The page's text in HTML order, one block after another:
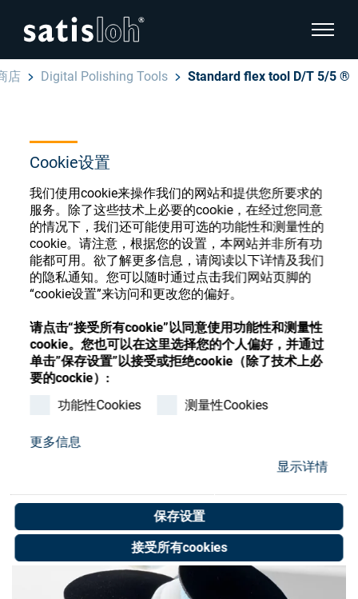
Cookie设置
我们使用cookie来操作我们的网站和提供您所要求的
服务。除了这些技术上必要的cookie，在经过您同意
的情况下，我们还可能使用可选的功能性和测量性的
cookie。请注意，根据您的设置，本网站并非所有功
能都可用。欲了解更多信息，请阅读以下详情及我们
的隐私通知。您可以随时通过点击我们网站页脚的
“cookie设置”来访问和更改您的偏好。
请点击“接受所有cookie”以同意使用功能性和测量性
cookie。您也可以在这里选择您的个人偏好，并通过
单击”保存设置”以接受或拒绝cookie（除了技术上必
要的cockie）:
功能性Cookies
测量性Cookies
更多信息
显示详情
保存设置
接受所有cookies
显示页
汉语
眼镜光学
精密光学
我们是谁
加入我们
联系我们
Store
隐藏页面导航
English
Español
Français
店 Digital Polishing Tools Standard flex tool D/T 5/5 ®
眼镜光学耗材商店
注册或登录以访问您的帐户，并了解我们的各
种眼镜光学耗材
注册 登录